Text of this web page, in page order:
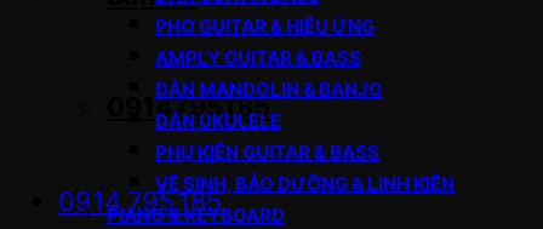
0914795185
0914.795.185
PHƠ GUITAR & HIỆU ỨNG
AMPLY GUITAR & BASS
ĐÀN MANDOLIN & BANJO
ĐÀN UKULELE
PHỤ KIỆN GUITAR & BASS
VỆ SINH, BẢO DƯỠNG & LINH KIỆN
PIANO & KEYBOARD